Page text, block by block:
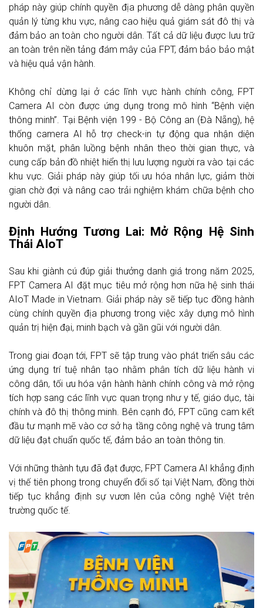
pháp này giúp chính quyền địa phương dễ dàng phân quyền
quản lý từng khu vực, nâng cao hiệu quả giám sát đô thị và
đảm bảo an toàn cho người dân. Tất cả dữ liệu được lưu trữ
an toàn trên nền tảng đám mây của FPT, đảm bảo bảo mật
và hiệu quả vận hành.
Không chỉ dừng lại ở các lĩnh vực hành chính công, FPT
Camera AI còn được ứng dụng trong mô hình “Bệnh viện
thông minh”. Tại Bệnh viện 199 - Bộ Công an (Đà Nẵng), hệ
thống camera AI hỗ trợ check-in tự động qua nhận diện
khuôn mặt, phân luồng bệnh nhân theo thời gian thực, và
cung cấp bản đồ nhiệt hiển thị lưu lượng người ra vào tại các
khu vực. Giải pháp này giúp tối ưu hóa nhân lực, giảm thời
gian chờ đợi và nâng cao trải nghiệm khám chữa bệnh cho
người dân.
Định Hướng Tương Lai: Mở Rộng Hệ Sinh
Thái AIoT
Sau khi giành cú đúp giải thưởng danh giá trong năm 2025,
FPT Camera AI đặt mục tiêu mở rộng hơn nữa hệ sinh thái
AIoT Made in Vietnam. Giải pháp này sẽ tiếp tục đồng hành
cùng chính quyền địa phương trong việc xây dựng mô hình
quản trị hiện đại, minh bạch và gần gũi với người dân.
Trong giai đoạn tới, FPT sẽ tập trung vào phát triển sâu các
ứng dụng trí tuệ nhân tạo nhằm phân tích dữ liệu hành vi
công dân, tối ưu hóa vận hành hành chính công và mở rộng
tích hợp sang các lĩnh vực quan trọng như y tế, giáo dục, tài
chính và đô thị thông minh. Bên cạnh đó, FPT cũng cam kết
đầu tư mạnh mẽ vào cơ sở hạ tầng công nghệ và trung tâm
dữ liệu đạt chuẩn quốc tế, đảm bảo an toàn thông tin.
Với những thành tựu đã đạt được, FPT Camera AI khẳng định
vị thế tiên phong trong chuyển đổi số tại Việt Nam, đồng thời
tiếp tục khẳng định sự vươn lên của công nghệ Việt trên
trường quốc tế.